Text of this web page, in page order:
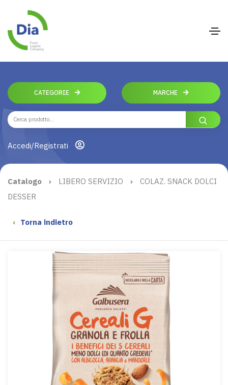
CATEGORIE MARCHE
Accedi/Registrati
Catalogo › LIBERO SERVIZIO ›
COLAZ. SNACK DOLCI
DESSER
‹ Torna indietro